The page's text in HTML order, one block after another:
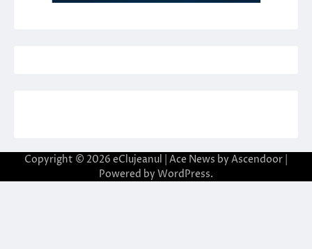
Copyright © 2026 eClujeanul | Ace News by Ascendoor
Powered by WordPress.